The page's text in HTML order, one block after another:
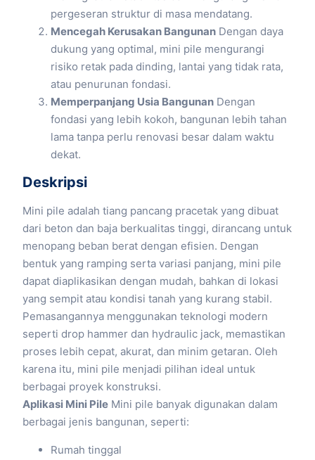
pergeseran struktur di masa mendatang.
Mencegah Kerusakan Bangunan Dengan daya
dukung yang optimal, mini pile mengurangi
risiko retak pada dinding, lantai yang tidak rata,
atau penurunan fondasi.
Memperpanjang Usia Bangunan Dengan
fondasi yang lebih kokoh, bangunan lebih tahan
lama tanpa perlu renovasi besar dalam waktu
dekat.
Deskripsi
Mini pile adalah tiang pancang pracetak yang dibuat
dari beton dan baja berkualitas tinggi, dirancang untuk
menopang beban berat dengan efisien. Dengan
bentuk yang ramping serta variasi panjang, mini pile
dapat diaplikasikan dengan mudah, bahkan di lokasi
yang sempit atau kondisi tanah yang kurang stabil.
Pemasangannya menggunakan teknologi modern
seperti drop hammer dan hydraulic jack, memastikan
proses lebih cepat, akurat, dan minim getaran. Oleh
karena itu, mini pile menjadi pilihan ideal untuk
berbagai proyek konstruksi.
Aplikasi Mini Pile Mini pile banyak digunakan dalam
berbagai jenis bangunan, seperti:
Rumah tinggal